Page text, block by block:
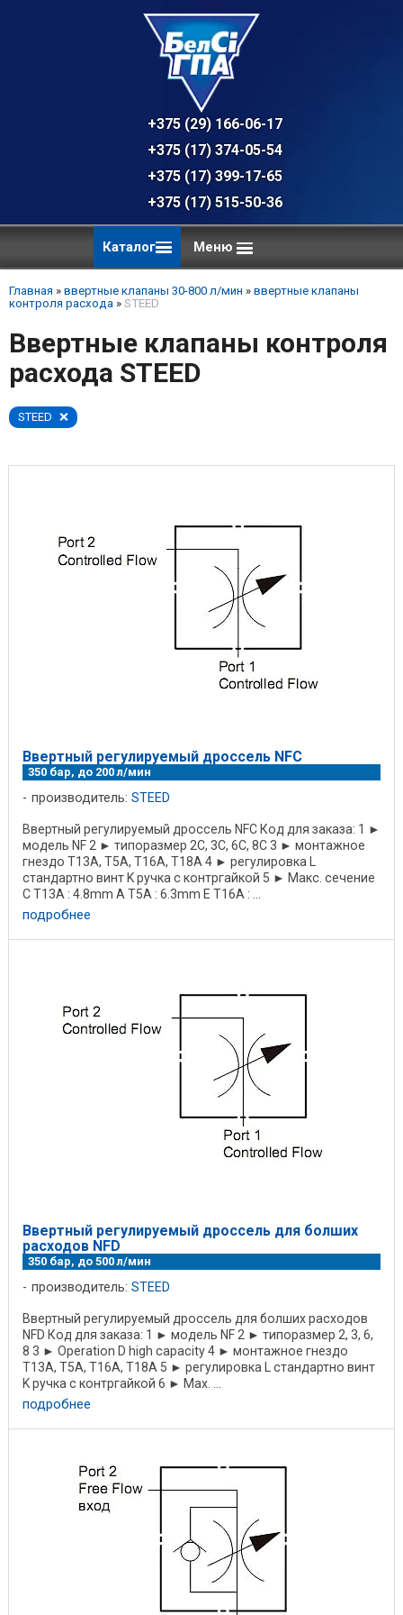
+375 (29) 166-06-17 - техническая
+375 (17) 374-05-54 - общий отдел,
+375 (17) 399-17-65
+375 (17) 515-50-36
Каталог Меню
Главная » ввертные клапаны 30-800 л/мин » ввертные клапаны
контроля расхода » STEED
Ввертные клапаны контроля
расхода STEED
STEED
Ввертный регулируемый дроссель NFC
350 бар, до 200 л/мин
производитель: STEED
Ввертный регулируемый дроссель NFC Код для заказа: 1 ►
модель NF 2 ► типоразмер 2C, 3C, 6C, 8C 3 ► монтажное
гнездо T13A, T5A, T16A, T18A 4 ► регулировка L
стандартно винт K ручка с контргайкой 5 ► Макс. сечение
C T13A : 4.8mm A T5A : 6.3mm E T16A : ...
подробнее
Ввертный регулируемый дроссель для болших
расходов NFD
350 бар, до 500 л/мин
производитель: STEED
Ввертный регулируемый дроссель для болших расходов
NFD Код для заказа: 1 ► модель NF 2 ► типоразмер 2, 3, 6,
8 3 ► Operation D high capacity 4 ► монтажное гнездо
T13A, T5A, T16A, T18A 5 ► регулировка L стандартно винт
K ручка с контргайкой 6 ► Max. ...
подробнее